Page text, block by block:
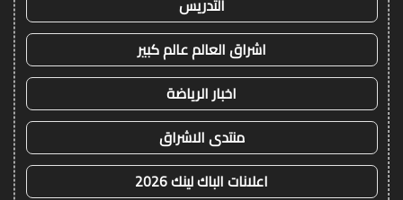
التدريس
اشراق العالم عالم كبير
اخبار الرياضة
منتدى الاشراق
اعلانات الباك لينك 2026